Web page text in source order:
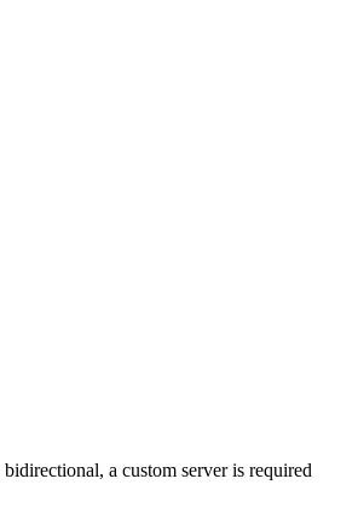
a custom server is required